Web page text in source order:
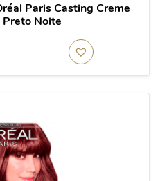
Paris Casting Creme
Noite